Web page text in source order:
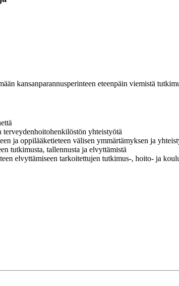
kansanparannusperinteen eteenpäin viemistä
terveydenhoitohenkilöstön yhteistyötä
ja oppilääketieteen välisen ymmärtämyksen ja
tutkimusta, tallennusta ja elvyttämistä
elvyttämiseen tarkoitettujen tutkimus-, hoito- ja